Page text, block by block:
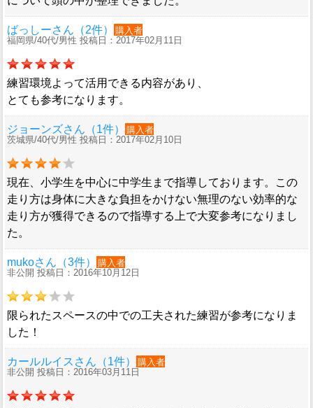
ばっしーさん（2件）
購入者
福岡県/40代/男性 投稿日：2017年02月11日
練習環境よって活用できる内容があり、
とても参考になります。
ジョーンズさん（1件）
購入者
茨城県/40代/男性 投稿日：2017年02月10日
現在、小学生を中心に中学生まで指導しております。この
走り方は身体に大きな負担をかけない無理のない効率的な
走り方が獲得できるので指導する上で大変参考になりまし
た。
mukoさん（3件）
購入者
非公開 投稿日：2016年10月12日
限られたスペースの中での工夫された練習が参考になりま
した！
カールルイスさん（1件）
購入者
非公開 投稿日：2016年03月11日